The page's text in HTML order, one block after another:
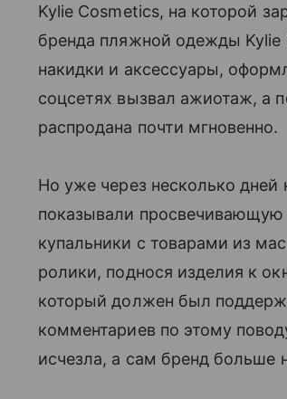
Kylie Cosmetics, на которой
бренда пляжной одежды Kylie
накидки и аксессуары,
соцсетях вызвал ажиотаж, а
распродана почти мгновенно.
Но уже через несколько дней
показывали просвечивающую
купальники с товарами из
ролики, поднося изделия к
который должен был
комментариев по этому
исчезла, а сам бренд больше